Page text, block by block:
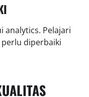
analytics. Pelajari
perlu diperbaiki